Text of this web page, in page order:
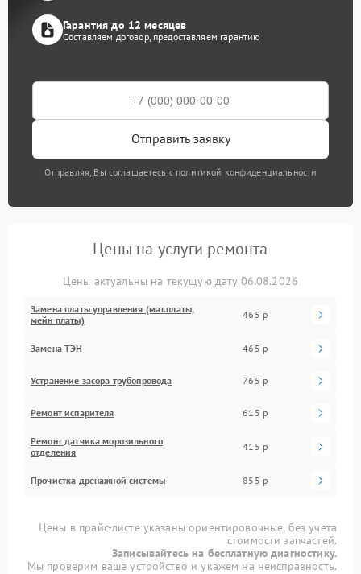
Гарантия до 12 месяцев
Составляем договор, предоставляем гарантию
Отправить заявку
Отправляя, Вы соглашаетесь с политикой конфиденциальности
Цены на услуги ремонта
Цены актуальны на текущую дату 06.08.2026
Замена платы управления (мат.платы,
мейн платы)
465 р
Замена ТЭН 465 р
Устранение засора трубопровода 765 р
Ремонт испарителя 615 р
Ремонт датчика морозильного
отделения
415 р
Прочистка дренажной системы 855 р
Цены в прайс-листе указаны ориентировочные, без учета
стоимости запчастей.
Записывайтесь на бесплатную диагностику.
Мы проверим ваше устройство и укажем на неисправность.